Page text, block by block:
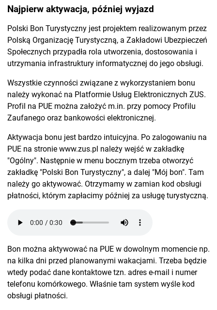
Najpierw aktywacja, później wyjazd
Polski Bon Turystyczny jest projektem realizowanym przez
Polską Organizację Turystyczną, a Zakładowi Ubezpieczeń
Społecznych przypadła rola utworzenia, dostosowania i
utrzymania infrastruktury informatycznej do jego obsługi.
Wszystkie czynności związane z wykorzystaniem bonu
należy wykonać na Platformie Usług Elektronicznych ZUS.
Profil na PUE można założyć m.in. przy pomocy Profilu
Zaufanego oraz bankowości elektronicznej.
Aktywacja bonu jest bardzo intuicyjna. Po zalogowaniu na
PUE na stronie www.zus.pl należy wejść w zakładkę
"Ogólny". Następnie w menu bocznym trzeba otworzyć
zakładkę "Polski Bon Turystyczny", a dalej "Mój bon". Tam
należy go aktywować. Otrzymamy w zamian kod obsługi
płatności, którym zapłacimy później za usługę turystyczną.
Bon można aktywować na PUE w dowolnym momencie np.
na kilka dni przed planowanymi wakacjami. Trzeba będzie
wtedy podać dane kontaktowe tzn. adres e-mail i numer
telefonu komórkowego. Właśnie tam system wyśle kod
obsługi płatności.